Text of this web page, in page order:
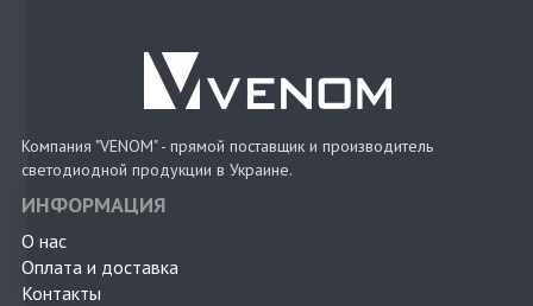
Компания "VENOM" - прямой поставщик и производитель
светодиодной продукции в Украине.
ИНФОРМАЦИЯ
О нас
Оплата и доставка
Контакты